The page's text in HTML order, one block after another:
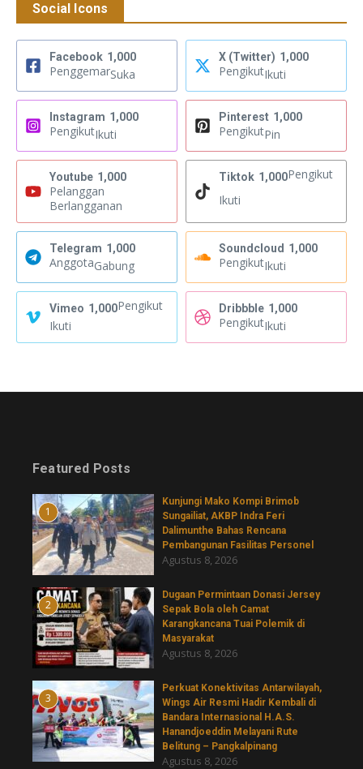
Social Icons
Facebook 1,000
PenggemarSuka
X (Twitter) 1,000
PengikutIkuti
Instagram 1,000
PengikutIkuti
Pinterest 1,000
PengikutPin
Youtube 1,000
Pelanggan
Berlangganan
Tiktok 1,000Pengikut
Ikuti
Telegram 1,000
AnggotaGabung
Soundcloud 1,000
PengikutIkuti
Vimeo 1,000Pengikut
Ikuti
Dribbble 1,000
PengikutIkuti
Featured Posts
1
Kunjungi Mako Kompi Brimob
Sungailiat, AKBP Indra Feri
Dalimunthe Bahas Rencana
Pembangunan Fasilitas Personel
Agustus 8, 2026
2
‎Dugaan Permintaan Donasi Jersey
Sepak Bola oleh Camat
Karangkancana Tuai Polemik di
Masyarakat
Agustus 8, 2026
3
Perkuat Konektivitas Antarwilayah,
Wings Air Resmi Hadir Kembali di
Bandara Internasional H.A.S.
Hanandjoeddin Melayani Rute
Belitung – Pangkalpinang
Agustus 8, 2026